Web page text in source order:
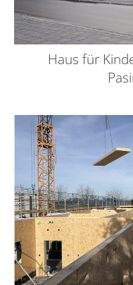
Haus für